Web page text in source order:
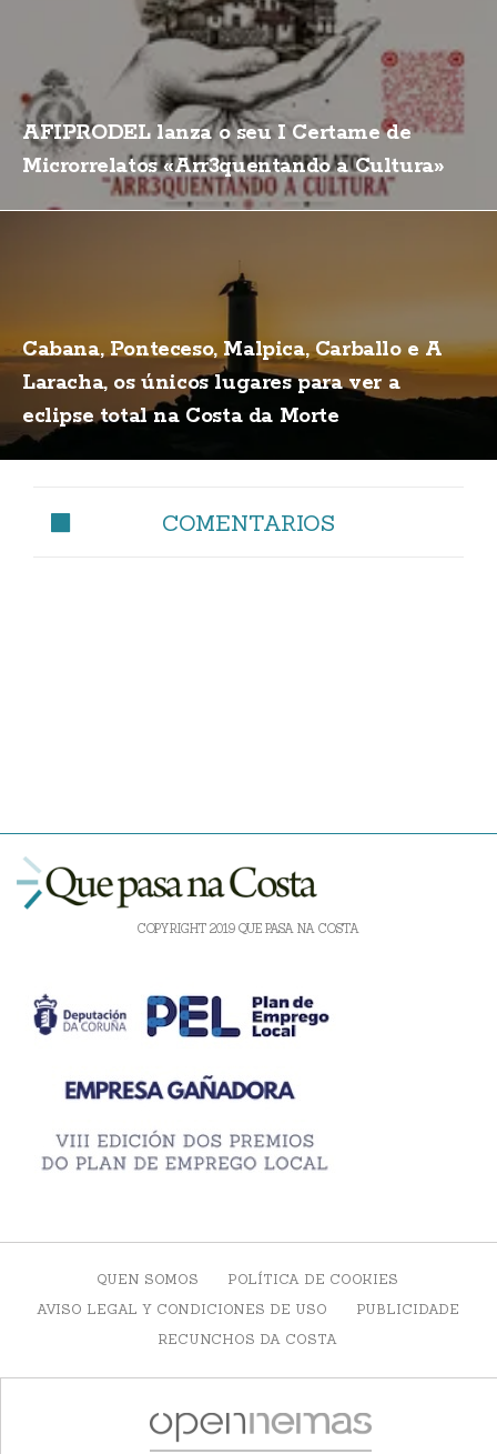
AFIPRODEL lanza o seu I Certame de
Microrrelatos «Arr3quentando a Cultura»
Cabana, Ponteceso, Malpica, Carballo e A
Laracha, os únicos lugares para ver a
eclipse total na Costa da Morte
COMENTARIOS
COPYRIGHT 2019 QUE PASA NA COSTA
QUEN SOMOS
POLÍTICA DE COOKIES
AVISO LEGAL Y CONDICIONES DE USO
PUBLICIDADE
RECUNCHOS DA COSTA